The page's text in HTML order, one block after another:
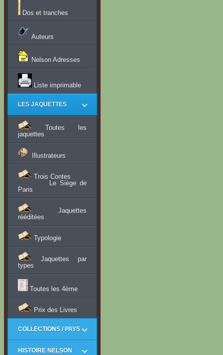
Dos et tranches
Auteurs
Nelson Adresses
Liste imprimable
LES JAQUETTES
Toutes les
jaquettes
Illustrateurs
Trois Contes
Le Siège de
Paris
Jaquettes
rééditées
Typologie
Jaquettes par
types
Toutes les 4ème
Prix des Livres
COLLECTIONS / PAYS
HISTOIRE NELSON